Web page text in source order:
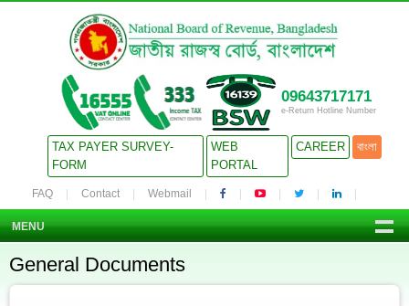
09643717171
e-Return Hotline Number
TAX PAYER SURVEY-
FORM
WEB
PORTAL
CAREER বাংলা
FAQ Contact Webmail
MENU
General Documents